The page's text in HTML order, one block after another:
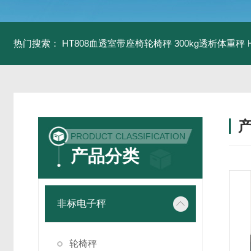
热门搜索： HT808血透室带座椅轮椅秤 300kg透析体重秤
PRODUCT CLASSIFICATION
产品分类
非标电子秤
轮椅秤